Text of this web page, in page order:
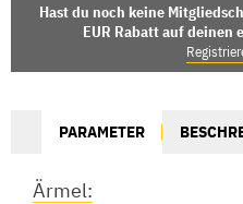
Hast du noch keine
EUR Rabatt auf deinen
PARAMETER
Ärmel: